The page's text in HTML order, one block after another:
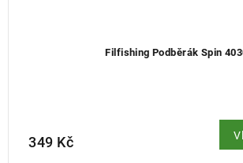
Filfishing Podběrák Spin
349 Kč